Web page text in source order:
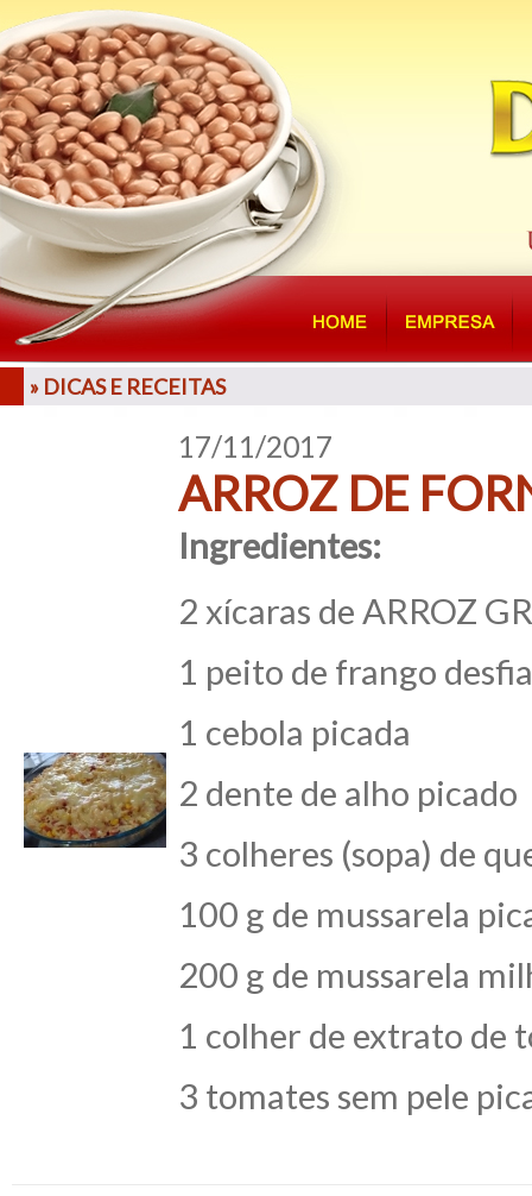
» DICAS E RECEITAS
17/11/2017
ARROZ DE
Ingredientes:
2 xícaras de ARROZ
1 peito de frango
1 cebola picada
2 dente de alho picado
3 colheres (sopa) de
100 g de mussarela
200 g de mussarela
1 colher de extrato de
3 tomates sem pele